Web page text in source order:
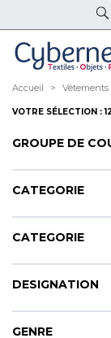
VÊTEMENTSDE
VÊTEMENTS
PARAPLUIES &
PELUCHES&
PROMOS
Accueil
VOTRE SÉLECTION :
GROUPE DE
CATEGORIE
CATEGORIE
DESIGNATION
GENRE